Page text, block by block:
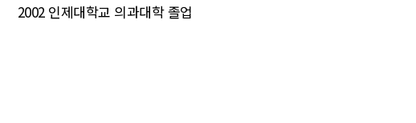
2002 인제대학교 의과대학 졸업